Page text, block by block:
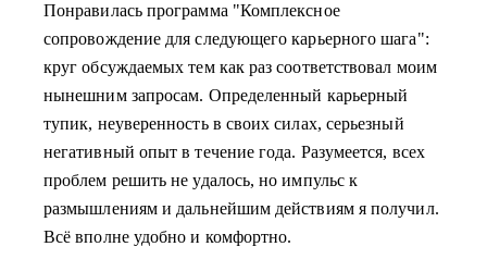
Понравилась программа "Комплексное
сопровождение для следующего карьерного шага":
круг обсуждаемых тем как раз соответствовал моим
нынешним запросам. Определенный карьерный
тупик, неуверенность в своих силах, серьезный
негативный опыт в течение года. Разумеется, всех
проблем решить не удалось, но импульс к
размышлениям и дальнейшим действиям я получил.
Всё вполне удобно и комфортно.